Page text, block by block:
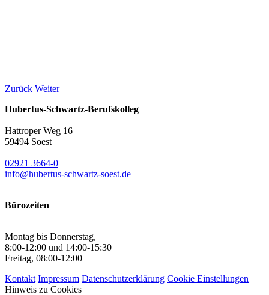
Zurück Weiter
Hubertus-Schwartz-Berufskolleg
Hattroper Weg 16
59494 Soest
02921 3664-0
info@hubertus-schwartz-soest.de
Bürozeiten
Montag bis Donnerstag,
8:00-12:00 und 14:00-15:30
Freitag, 08:00-12:00
Kontakt Impressum Datenschutzerklärung Cookie Einstellungen
Hinweis zu Cookies